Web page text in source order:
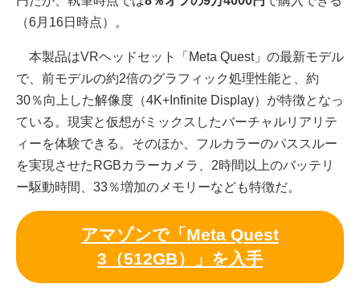
（6月16日時点）。
本製品はVRヘッドセット「Meta Quest」の最新モデル
で、前モデルの約2倍のグラフィック処理性能と、約
30％向上した解像度（4K+Infinite Display）が特徴となっ
ている。現実と仮想がミックスしたバーチャルリアリテ
ィーを体験できる。そのほか、フルカラーのパススルー
を実現させたRGBカラーカメラ、2時間以上のバッテリ
ー駆動時間、33％増加のメモリーなども特徴だ。
アマゾンで「Meta Quest
3（512GB）」を入手